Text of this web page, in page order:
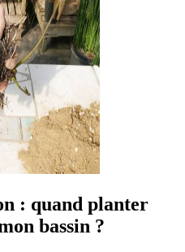
: quand planter
bassin ?